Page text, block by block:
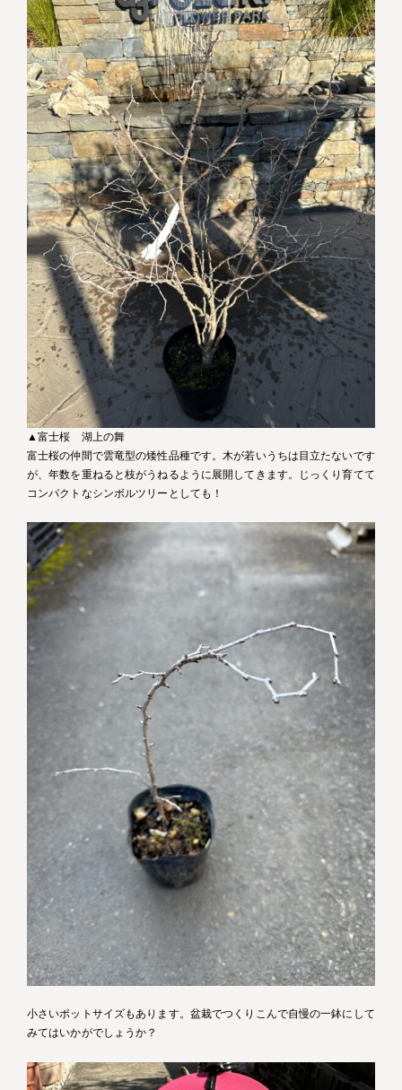
▲富士桜 湖上の舞
富士桜の仲間で雲竜型の矮性品種です。木が若いうちは目立たないです
が、年数を重ねると枝がうねるように展開してきます。じっくり育てて
コンパクトなシンボルツリーとしても！
小さいポットサイズもあります。盆栽でつくりこんで自慢の一鉢にして
みてはいかがでしょうか？